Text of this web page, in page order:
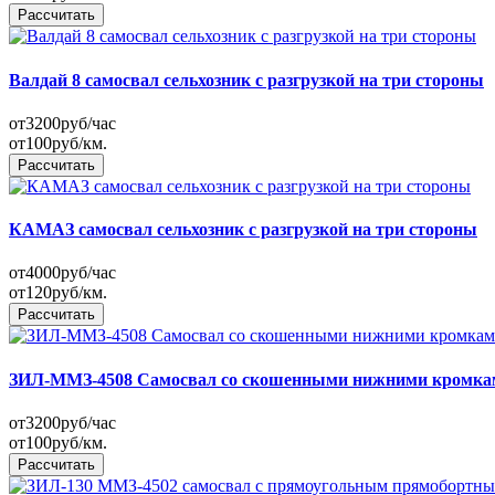
Рассчитать
Валдай 8 самосвал сельхозник с разгрузкой на три стороны
от3200руб/час
от100руб/км.
Рассчитать
КАМАЗ самосвал сельхозник с разгрузкой на три стороны
от4000руб/час
от120руб/км.
Рассчитать
ЗИЛ-ММЗ-4508 Самосвал со скошенными нижними
от3200руб/час
от100руб/км.
Рассчитать